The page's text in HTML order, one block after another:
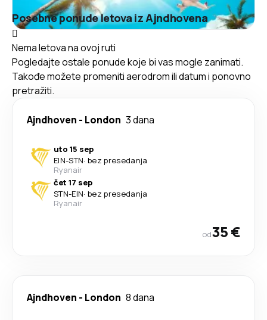
Posebne ponude letova iz Ajndhovena
Nema letova na ovoj ruti
Pogledajte ostale ponude koje bi vas mogle zanimati.
Takođe možete promeniti aerodrom ili datum i ponovno
pretražiti.
Ajndhoven - London 3 dana
uto 15 sep
EIN-STN· bez presedanja
Ryanair
čet 17 sep
STN-EIN· bez presedanja
Ryanair
od35 €
Ajndhoven - London 8 dana